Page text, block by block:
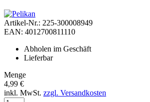
Artikel-Nr.: 225-300008949
EAN: 4012700811110
Abholen im Geschäft
Lieferbar
Menge
4,99 €
inkl. MwSt. zzgl. Versandkosten